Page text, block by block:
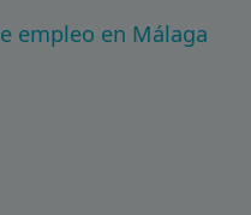
empleo en Málaga